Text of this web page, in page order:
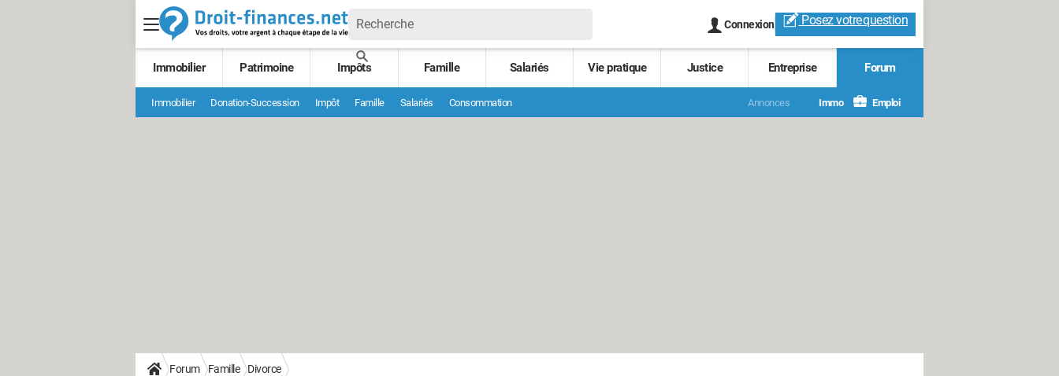
Connexion Posez votrequestion
Immobilier Patrimoine Impôts Famille Salariés Vie pratique Justice Entreprise Forum
Immobilier Donation-Succession Impôt Famille Salariés Consommation Annonces Immo Emploi
Forum Famille Divorce